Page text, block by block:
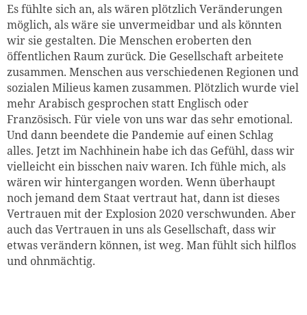
Es fühlte sich an, als wären plötzlich Veränderungen
möglich, als wäre sie unvermeidbar und als könnten
wir sie gestalten. Die Menschen eroberten den
öffentlichen Raum zurück. Die Gesellschaft arbeitete
zusammen. Menschen aus verschiedenen Regionen und
sozialen Milieus kamen zusammen. Plötzlich wurde viel
mehr Arabisch gesprochen statt Englisch oder
Französisch. Für viele von uns war das sehr emotional.
Und dann beendete die Pandemie auf einen Schlag
alles. Jetzt im Nachhinein habe ich das Gefühl, dass wir
vielleicht ein bisschen naiv waren. Ich fühle mich, als
wären wir hintergangen worden. Wenn überhaupt
noch jemand dem Staat vertraut hat, dann ist dieses
Vertrauen mit der Explosion 2020 verschwunden. Aber
auch das Vertrauen in uns als Gesellschaft, dass wir
etwas verändern können, ist weg. Man fühlt sich hilflos
und ohnmächtig.